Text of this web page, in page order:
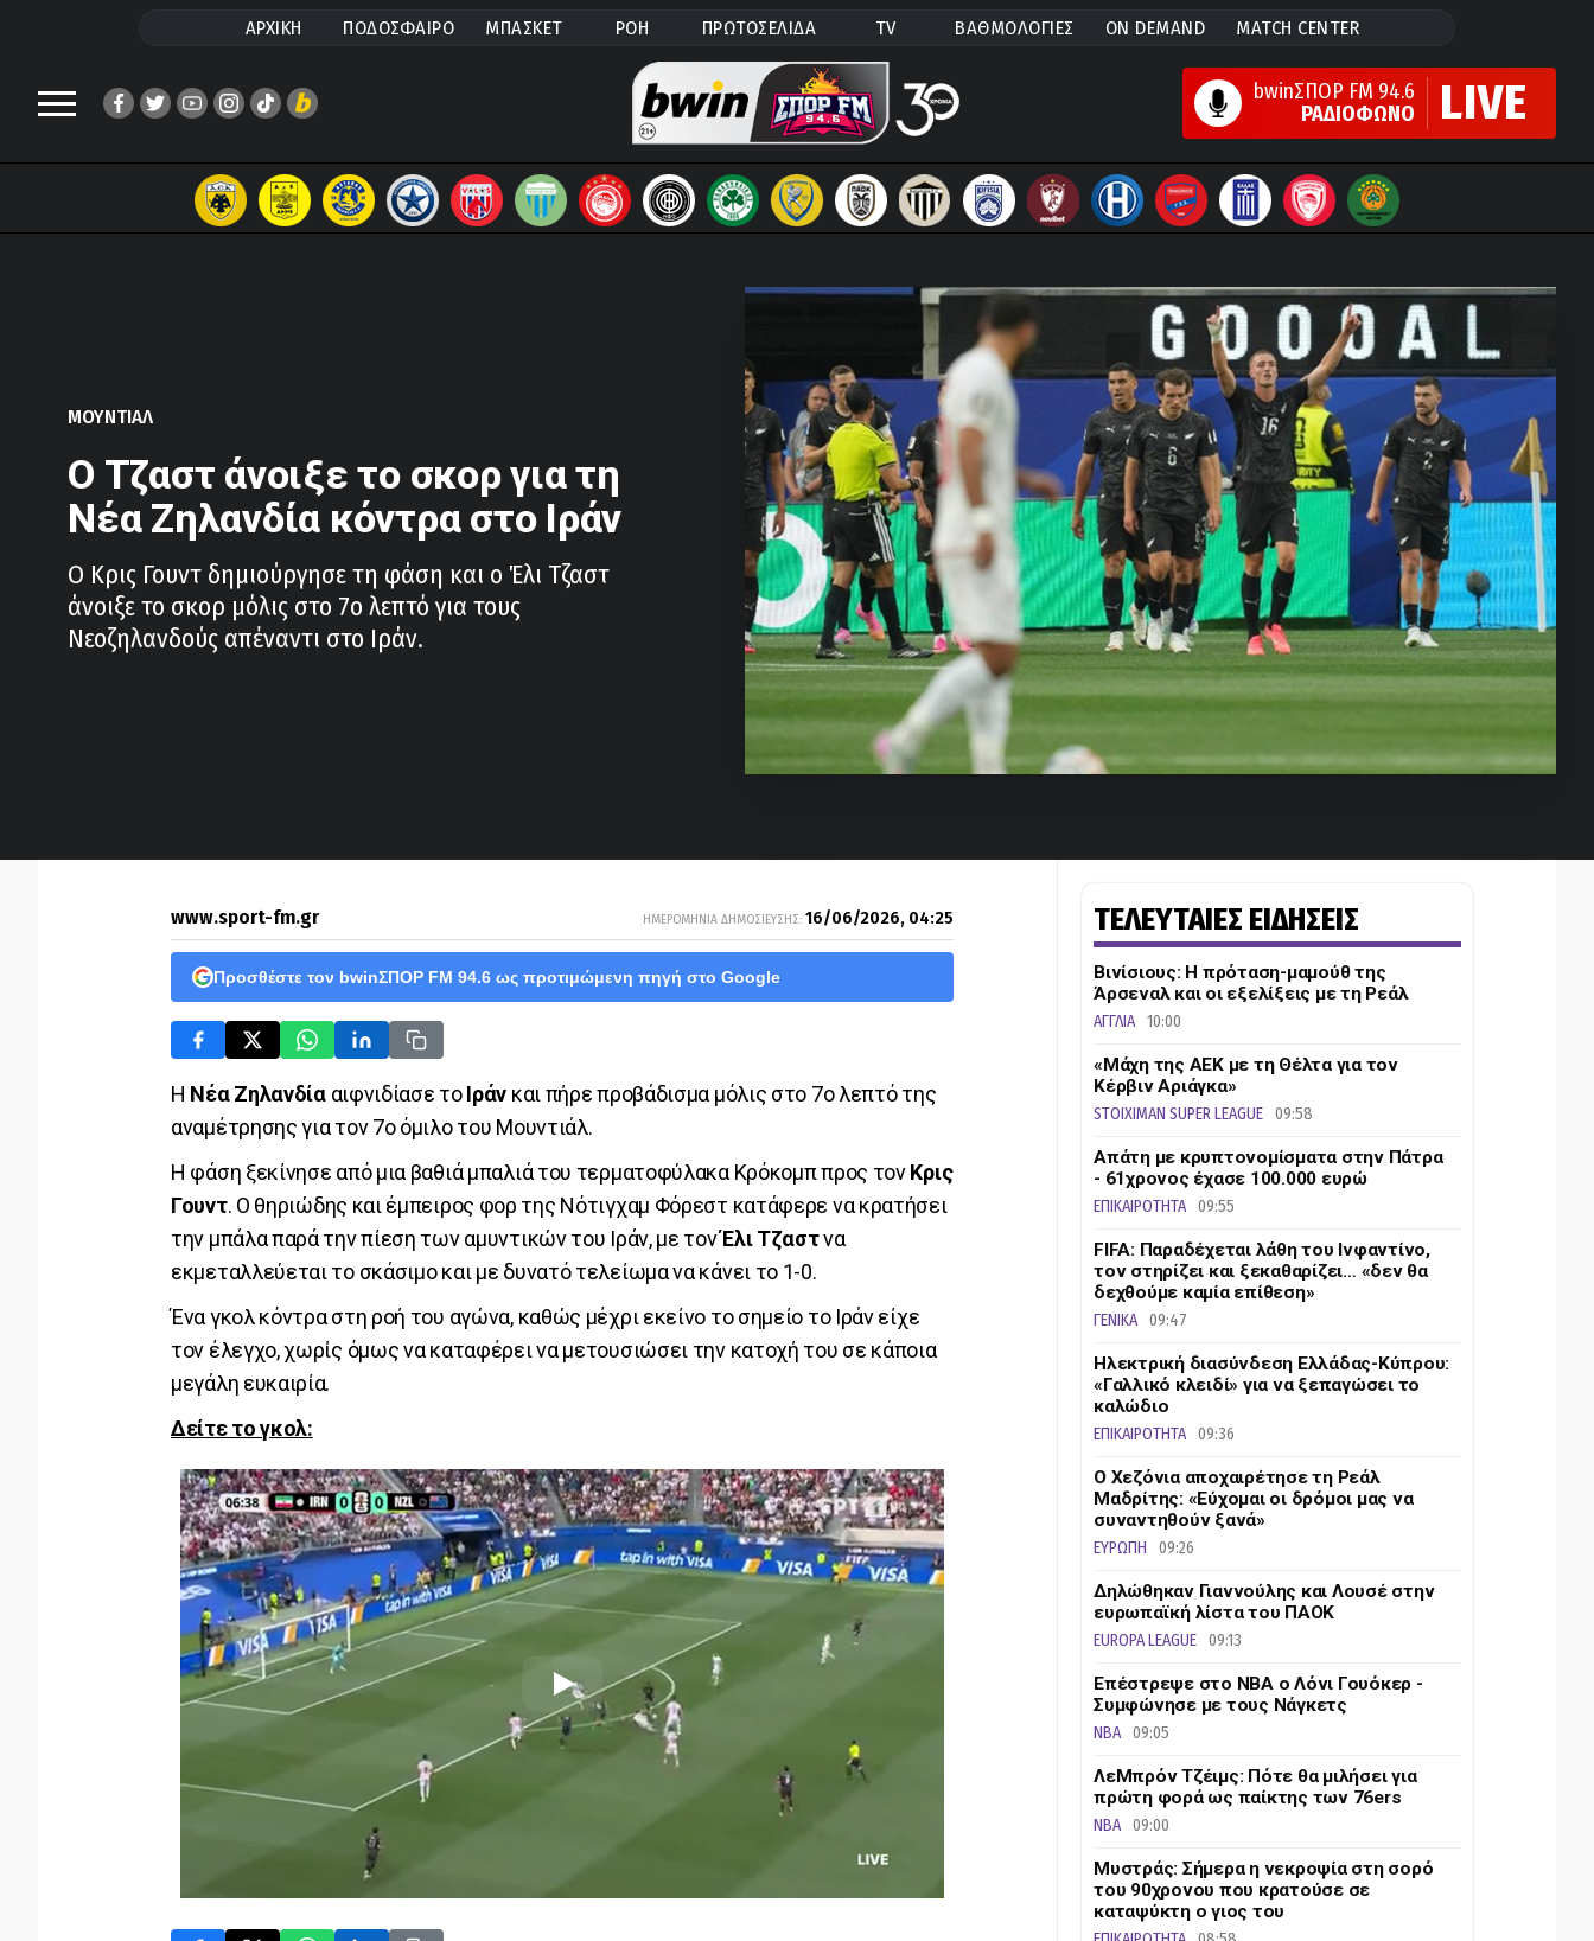
ΑΡΧΙΚΗ ΠΟΔΟΣΦΑΙΡΟ ΜΠΑΣΚΕΤ ΡΟΗ ΠΡΩΤΟΣΕΛΙΔΑ TV ΒΑΘΜΟΛΟΓΙΕΣ ON DEMAND MATCH CENTER
bwinΣΠΟΡ FM 94.6
ΡΑΔΙΟΦΩΝΟ
LIVE
ΜΟΥΝΤΙΑΛ
Ο Τζαστ άνοιξε το σκορ για τη
Νέα Ζηλανδία κόντρα στο Ιράν
Ο Κρις Γουντ δημιούργησε τη φάση και ο Έλι Τζαστ
άνοιξε το σκορ μόλις στο 7ο λεπτό για τους
Νεοζηλανδούς απέναντι στο Ιράν.
www.sport-fm.gr ΗΜΕΡΟΜΗΝΙΑ ΔΗΜΟΣΙΕΥΣΗΣ: 16/06/2026, 04:25
Προσθέστε τον bwinΣΠΟΡ FM 94.6 ως προτιμώμενη πηγή στο Google
Η Νέα Ζηλανδίααιφνιδίασε τοΙράν και πήρε προβάδισμα μόλις στο 7ο λεπτό της
αναμέτρησης για τον 7ο όμιλο του Μουντιάλ.
Η φάση ξεκίνησε από μια βαθιά μπαλιά του τερματοφύλακα Κρόκομπ προς τονΚρις
Γουντ. Ο θηριώδης και έμπειρος φορ της Νότιγχαμ Φόρεστ κατάφερε να κρατήσει
την μπάλα παρά την πίεση των αμυντικών του Ιράν, με τονΈλι Τζαστνα
εκμεταλλεύεται το σκάσιμο και με δυνατό τελείωμα να κάνει το 1-0.
Ένα γκολ κόντρα στη ροή του αγώνα, καθώς μέχρι εκείνο το σημείο το Ιράν είχε
τον έλεγχο, χωρίς όμως να καταφέρει να μετουσιώσει την κατοχή του σε κάποια
μεγάλη ευκαιρία.
Δείτε το γκολ:
ΤΕΛΕΥΤΑΙΕΣ ΕΙΔΗΣΕΙΣ
Βινίσιους: Η πρόταση-μαμούθ της
Άρσεναλ και οι εξελίξεις με τη Ρεάλ
ΑΓΓΛΙΑ 10:00
«Μάχη της ΑΕΚ με τη Θέλτα για τον
Κέρβιν Αριάγκα»
STOIXIMAN SUPER LEAGUE 09:58
Απάτη με κρυπτονομίσματα στην Πάτρα
- 61χρονος έχασε 100.000 ευρώ
ΕΠΙΚΑΙΡΟΤΗΤΑ 09:55
FIFA: Παραδέχεται λάθη του Ινφαντίνο,
τον στηρίζει και ξεκαθαρίζει… «δεν θα
δεχθούμε καμία επίθεση»
ΓΕΝΙΚΑ 09:47
Ηλεκτρική διασύνδεση Ελλάδας-Κύπρου:
«Γαλλικό κλειδί» για να ξεπαγώσει το
καλώδιο
ΕΠΙΚΑΙΡΟΤΗΤΑ 09:36
Ο Χεζόνια αποχαιρέτησε τη Ρεάλ
Μαδρίτης: «Εύχομαι οι δρόμοι μας να
συναντηθούν ξανά»
ΕΥΡΩΠΗ 09:26
Δηλώθηκαν Γιαννούλης και Λουσέ στην
ευρωπαϊκή λίστα του ΠΑΟΚ
EUROPA LEAGUE 09:13
Επέστρεψε στο ΝΒΑ ο Λόνι Γουόκερ -
Συμφώνησε με τους Νάγκετς
NBA 09:05
ΛεΜπρόν Τζέιμς: Πότε θα μιλήσει για
πρώτη φορά ως παίκτης των 76ers
NBA 09:00
Mυστράς: Σήμερα η νεκροψία στη σορό
του 90χρονου που κρατούσε σε
καταψύκτη ο γιος του